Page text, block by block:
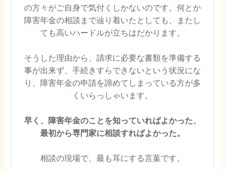
の方々がご自身で気付くしかないのです。何とか
障害年金の相談まで辿り着いたとしても、またし
ても高いハードルが立ちはだかります。
そうした理由から、請求に必要な書類を準備する
事が出来ず、手続きすらできないという状況にな
り、障害年金の申請を諦めてしまっている方が多
くいらっしゃいます。
早く、障害年金のことを知っていればよかった、
最初から専門家に相談すればよかった。
相談の現場で、最も耳にする言葉です。